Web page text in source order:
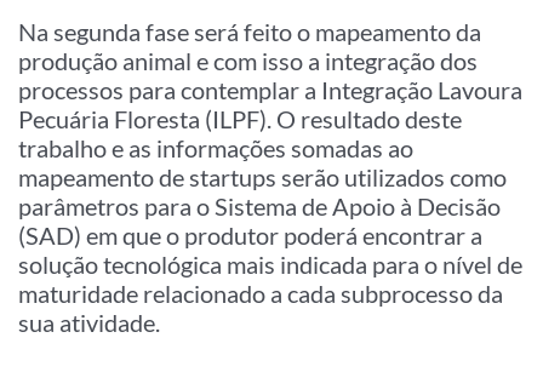
Na segunda fase será feito o mapeamento da
produção animal e com isso a integração dos
processos para contemplar a Integração Lavoura
Pecuária Floresta (ILPF). O resultado deste
trabalho e as informações somadas ao
mapeamento de startups serão utilizados como
parâmetros para o Sistema de Apoio à Decisão
(SAD) em que o produtor poderá encontrar a
solução tecnológica mais indicada para o nível de
maturidade relacionado a cada subprocesso da
sua atividade.